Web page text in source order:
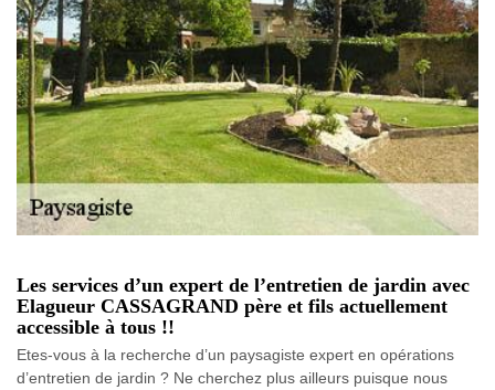
Les services d’un expert de l’entretien de jardin avec
Elagueur CASSAGRAND père et fils actuellement
accessible à tous !!
Etes-vous à la recherche d’un paysagiste expert en opérations
d’entretien de jardin ? Ne cherchez plus ailleurs puisque nous